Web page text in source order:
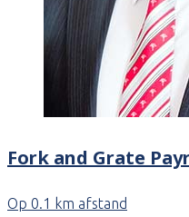
Fork and Grate
Op 0.1 km afstand